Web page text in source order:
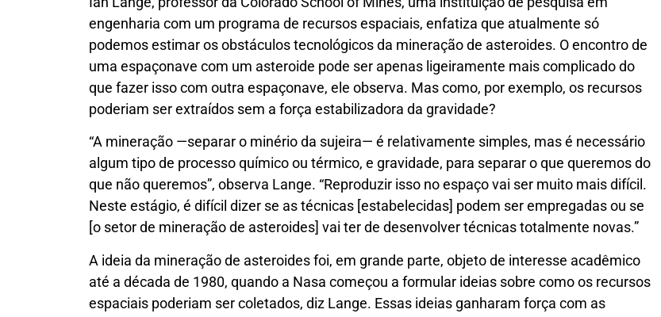
engenharia com um programa de recursos espaciais, enfatiza que atualmente só
podemos estimar os obstáculos tecnológicos da mineração de asteroides. O encontro de
uma espaçonave com um asteroide pode ser apenas ligeiramente mais complicado do
que fazer isso com outra espaçonave, ele observa. Mas como, por exemplo, os recursos
poderiam ser extraídos sem a força estabilizadora da gravidade?
“A mineração —separar o minério da sujeira— é relativamente simples, mas é necessário
algum tipo de processo químico ou térmico, e gravidade, para separar o que queremos do
que não queremos”, observa Lange. “Reproduzir isso no espaço vai ser muito mais difícil.
Neste estágio, é difícil dizer se as técnicas [estabelecidas] podem ser empregadas ou se
[o setor de mineração de asteroides] vai ter de desenvolver técnicas totalmente novas.”
A ideia da mineração de asteroides foi, em grande parte, objeto de interesse acadêmico
até a década de 1980, quando a Nasa começou a formular ideias sobre como os recursos
espaciais poderiam ser coletados, diz Lange. Essas ideias ganharam força com as